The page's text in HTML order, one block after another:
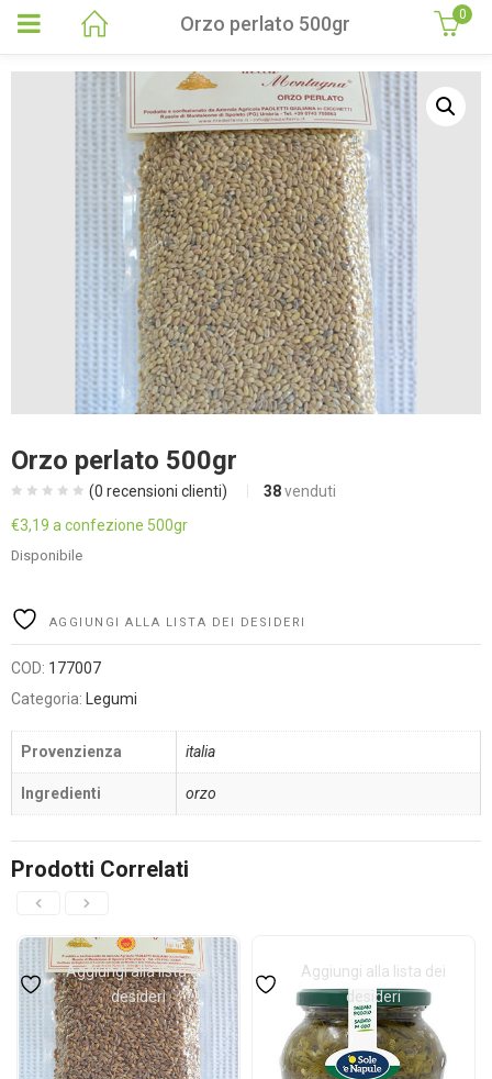
Orzo perlato 500gr 0
Orzo perlato 500gr
(0 recensioni clienti) 38 venduti
€3,19 a confezione 500gr
Disponibile
Alternative:
AGGIUNGI ALLA LISTA DEI DESIDERI
COD: 177007
Categoria: Legumi
Provenzienza italia
Ingredienti orzo
Prodotti Correlati
Aggiungi alla lista dei
desideri
Aggiungi alla lista dei
desideri